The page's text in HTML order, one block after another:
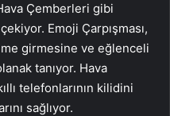
Çemberleri gibi
Emoji Çarpışması,
girmesine ve eğlenceli
tanıyor. Hava
telefonlarının kilidini
sağlıyor.